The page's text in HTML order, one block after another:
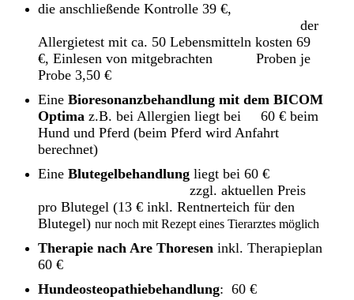
die anschließende Kontrolle 39 €,
der
Allergietest mit ca. 50 Lebensmitteln kosten 69
€, Einlesen von mitgebrachten Proben je
Probe 3,50 €
EineBioresonanzbehandlung mit dem BICOM
Optima z.B. bei Allergien liegt bei 60 € beim
Hund und Pferd (beim Pferd wird Anfahrt
berechnet)
EineBlutegelbehandlung liegt bei 60 €
zzgl. aktuellen Preis
pro Blutegel (13 € inkl. Rentnerteich für den
Blutegel)nur noch mit Rezept eines Tierarztes möglich
Therapie nach Are Thoresen inkl. Therapieplan
60 €
Hundeosteopathiebehandlung: 60 €